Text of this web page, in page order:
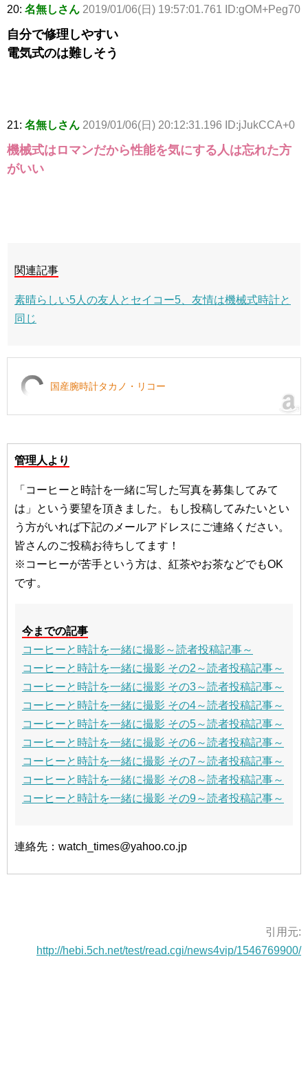
20: 名無しさん 2019/01/06(日) 19:57:01.761 ID:gOM+Peg70
自分で修理しやすい
電気式のは難しそう
21: 名無しさん 2019/01/06(日) 20:12:31.196 ID:jJukCCA+0
機械式はロマンだから性能を気にする人は忘れた方
がいい
関連記事
素晴らしい5人の友人とセイコー5、友情は機械式時計と
同じ
国産腕時計タカノ・リコー
管理人より
「コーヒーと時計を一緒に写した写真を募集してみて
は」という要望を頂きました。もし投稿してみたいとい
う方がいれば下記のメールアドレスにご連絡ください。
皆さんのご投稿お待ちしてます！
※コーヒーが苦手という方は、紅茶やお茶などでもOK
です。
今までの記事
コーヒーと時計を一緒に撮影～読者投稿記事～
コーヒーと時計を一緒に撮影 その2～読者投稿記事～
コーヒーと時計を一緒に撮影 その3～読者投稿記事～
コーヒーと時計を一緒に撮影 その4～読者投稿記事～
コーヒーと時計を一緒に撮影 その5～読者投稿記事～
コーヒーと時計を一緒に撮影 その6～読者投稿記事～
コーヒーと時計を一緒に撮影 その7～読者投稿記事～
コーヒーと時計を一緒に撮影 その8～読者投稿記事～
コーヒーと時計を一緒に撮影 その9～読者投稿記事～
連絡先：watch_times@yahoo.co.jp
引用元:
http://hebi.5ch.net/test/read.cgi/news4vip/1546769900/